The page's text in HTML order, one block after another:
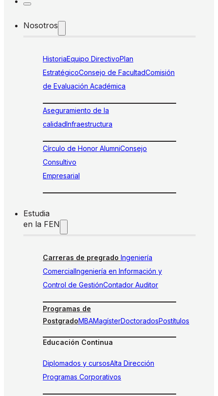
Nosotros
HistoriaEquipo DirectivoPlan
EstratégicoConsejo de FacultadComisión
de Evaluación Académica
Aseguramiento de la
calidadInfraestructura
Círculo de Honor AlumniConsejo
Consultivo
Empresarial
Estudia
en la FEN
Carreras de pregrado Ingeniería
ComercialIngeniería en Información y
Control de GestiónContador Auditor
Programas de
PostgradoMBAMagísterDoctoradosPostítulos
Educación Continua
Diplomados y cursosAlta Dirección
Programas Corporativos